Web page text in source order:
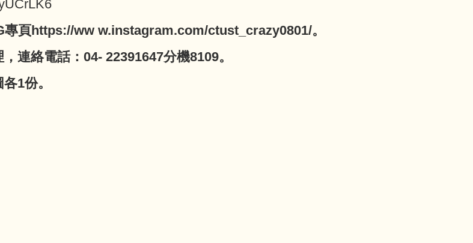
頁https://ww w.instagram.com/ctust_crazy0801/。
連絡電話：04- 22391647分機8109。
1份。